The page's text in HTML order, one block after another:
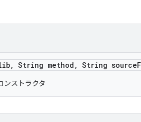
, String method , String source
ンストラクタ